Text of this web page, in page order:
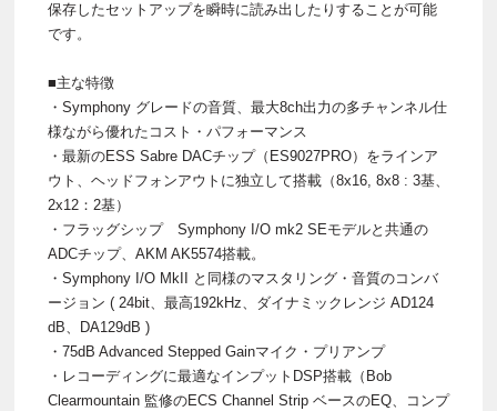
保存したセットアップを瞬時に読み出したりすることが可能
です。
■主な特徴
・Symphony グレードの音質、最大8ch出力の多チャンネル仕
様ながら優れたコスト・パフォーマンス
・最新のESS Sabre DACチップ（ES9027PRO）をラインア
ウト、ヘッドフォンアウトに独立して搭載（8x16, 8x8 : 3基、
2x12：2基）
・フラッグシップ Symphony I/O mk2 SEモデルと共通の
ADCチップ、AKM AK5574搭載。
・Symphony I/O MkII と同様のマスタリング・音質のコンバ
ージョン ( 24bit、最高192kHz、ダイナミックレンジ AD124
dB、DA129dB )
・75dB Advanced Stepped Gainマイク・プリアンプ
・レコーディングに最適なインプットDSP搭載（Bob
Clearmountain 監修のECS Channel Strip ベースのEQ、コンプ